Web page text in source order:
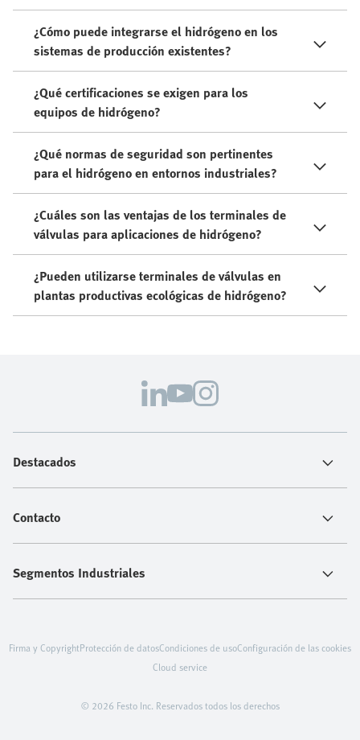
¿Cómo puede integrarse el hidrógeno en los
sistemas de producción existentes?
¿Qué certificaciones se exigen para los
equipos de hidrógeno?
¿Qué normas de seguridad son pertinentes
para el hidrógeno en entornos industriales?
¿Cuáles son las ventajas de los terminales de
válvulas para aplicaciones de hidrógeno?
¿Pueden utilizarse terminales de válvulas en
plantas productivas ecológicas de hidrógeno?
Destacados
Contacto
Segmentos Industriales
© 2026 Festo Inc. Reservados todos los derechos
Firma y CopyrightProtección de datosCondiciones de usoConfiguración de las cookies
Cloud service